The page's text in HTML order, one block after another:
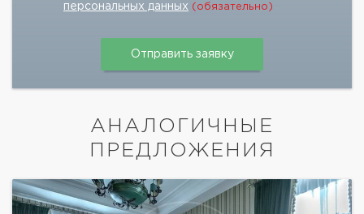
персональных данных (обязательно)
АНАЛОГИЧНЫЕ
ПРЕДЛОЖЕНИЯ